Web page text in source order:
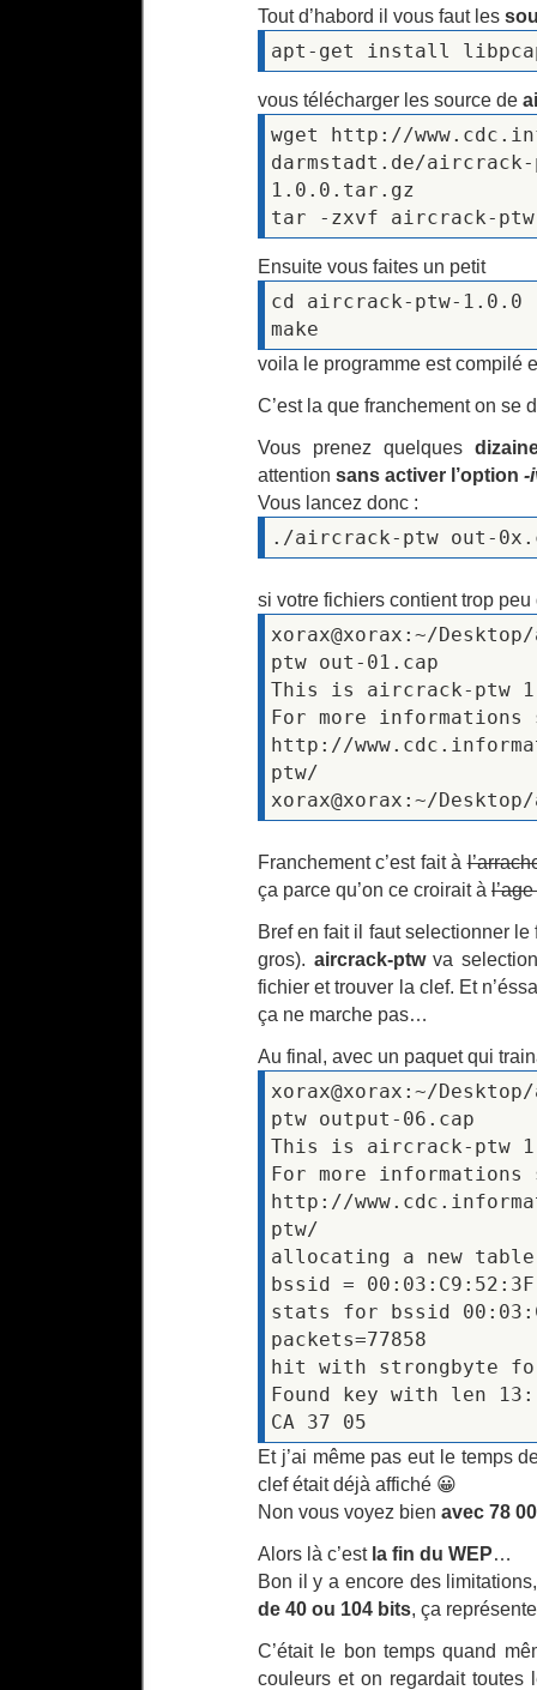
Tout d’habord il vous faut les
apt-get install
vous télécharger les source de
wget http://
darmstadt.de/
1.0.0.tar.gz
tar -zxvf aircrack-
Ensuite vous faites un petit
cd aircrack-ptw-1.0.0
make
voila le programme est compilé
C’est la que franchement on se
Vous prenez quelques
attention sans activer l’option -
Vous lancez donc :
./aircrack-ptw out-
si votre fichiers contient trop
xorax@xorax:~/
ptw out-01.cap
This is aircrack-ptw
For more informations
http://
ptw/
xorax@xorax:~/
Franchement c’est fait à
ça parce qu’on ce croirait à
Bref en fait il faut selectionner
gros). aircrack-ptwva
fichier et trouver la clef. Et
ça ne marche pas…
Au final, avec un paquet qui
xorax@xorax:~/
ptw output-06.cap
This is aircrack-ptw
For more informations
http://
ptw/
allocating a new table
bssid =
stats for bssid
packets=77858
hit with strongbyte
Found key with len 13:
CA 37 05
Et j’ai même pas eut le temps
clef était déjà affiché 😀
Non vous voyez bien avec 78
Alors là c’est la fin du WEP…
Bon il y a encore des
de 40 ou 104 bits, ça
C’était le bon temps quand
couleurs et on regardait toutes